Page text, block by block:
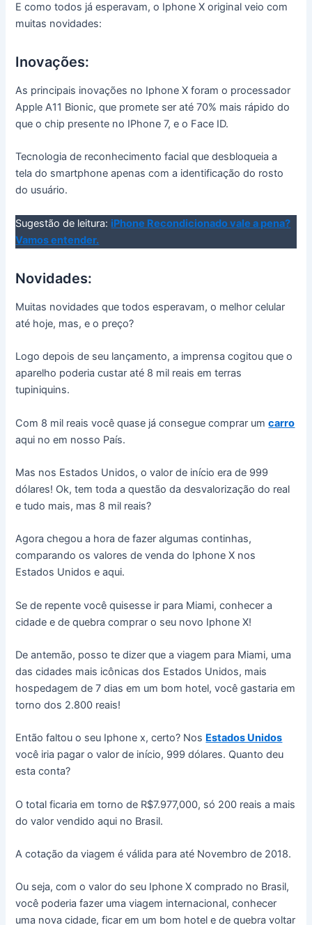
E como todos já esperavam, o Iphone X original veio com
muitas novidades:
Inovações:
As principais inovações no Iphone X foram o processador
Apple A11 Bionic, que promete ser até 70% mais rápido do
que o chip presente no IPhone 7, e o Face ID.
Tecnologia de reconhecimento facial que desbloqueia a
tela do smartphone apenas com a identificação do rosto
do usuário.
Sugestão de leitura: iPhone Recondicionado vale a pena?
Vamos entender.
Novidades:
Muitas novidades que todos esperavam, o melhor celular
até hoje, mas, e o preço?
Logo depois de seu lançamento, a imprensa cogitou que o
aparelho poderia custar até 8 mil reais em terras
tupiniquins.
Com 8 mil reais você quase já consegue comprar umcarro
aqui no em nosso País.
Mas nos Estados Unidos, o valor de início era de 999
dólares! Ok, tem toda a questão da desvalorização do real
e tudo mais, mas 8 mil reais?
Agora chegou a hora de fazer algumas continhas,
comparando os valores de venda do Iphone X nos
Estados Unidos e aqui.
Se de repente você quisesse ir para Miami, conhecer a
cidade e de quebra comprar o seu novo Iphone X!
De antemão, posso te dizer que a viagem para Miami, uma
das cidades mais icônicas dos Estados Unidos, mais
hospedagem de 7 dias em um bom hotel, você gastaria em
torno dos 2.800 reais!
Então faltou o seu Iphone x, certo? Nos Estados Unidos
você iria pagar o valor de início, 999 dólares. Quanto deu
esta conta?
O total ficaria em torno de R$7.977,000, só 200 reais a mais
do valor vendido aqui no Brasil.
A cotação da viagem é válida para até Novembro de 2018.
Ou seja, com o valor do seu Iphone X comprado no Brasil,
você poderia fazer uma viagem internacional, conhecer
uma nova cidade, ficar em um bom hotel e de quebra voltar